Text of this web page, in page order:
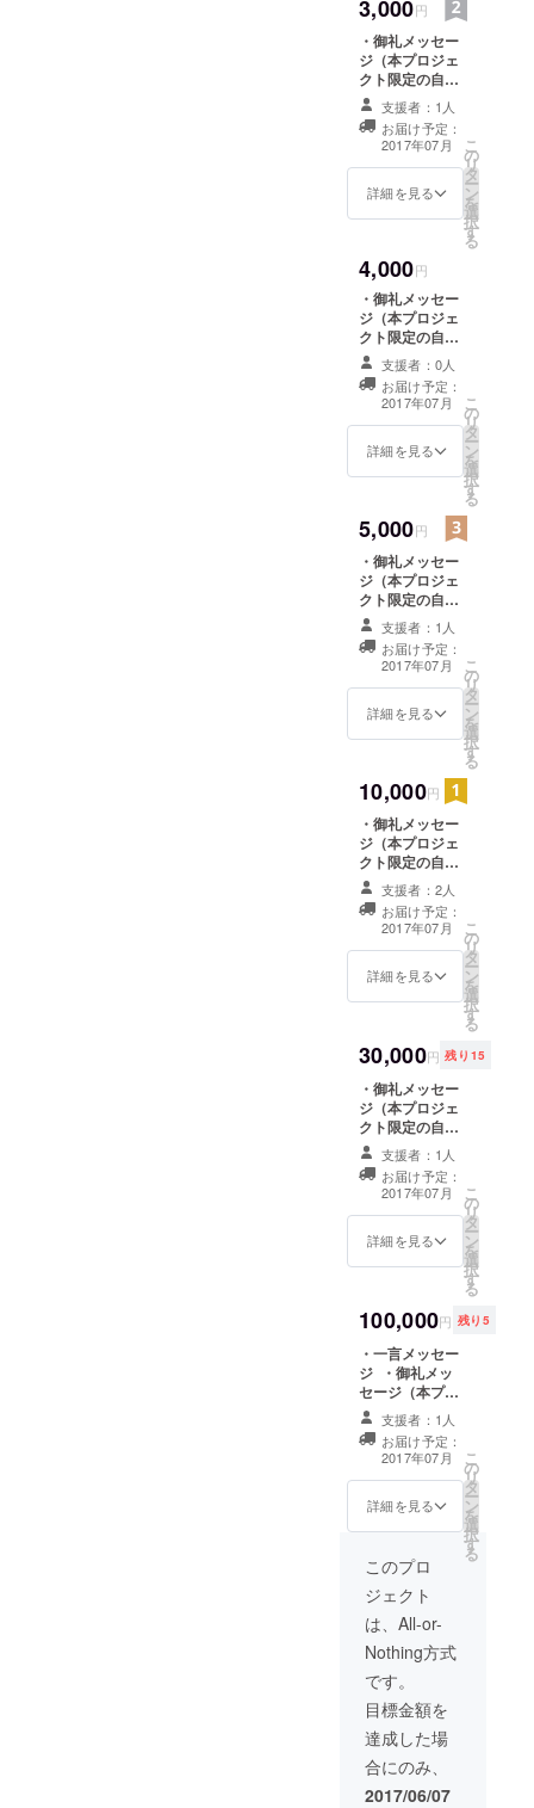
ション業務
を担当。
2014年より
同企業にて
コンプライ
アンス業務
後に独立。
画配信サー
ビスのコン
テンツ企画
やコンサル
ティングを
中心に活動
しながら地
域創生事業
にも関わ
トたちが幅
広く活躍で
きる場を醸
成してい
る。
3,000円
・御礼メッセー
ジ（本プロジェ
クト限定の自筆
メッセージカー
ドをダウンロー
ドURLにてご提
供します）
支援者：1人
お届け予定：
2017年07月
詳細を見る
こ
の
リ
タ
ー
ン
を
選
択
す
る
4,000円
・御礼メッセー
ジ（本プロジェ
クト限定の自筆
メッセージカー
ドをダウンロー
ドURLにてご提
供します） ・自
撮り写真１枚
（URLにてご提
供します） ・お
す）
支援者：0人
お届け予定：
2017年07月
詳細を見る
こ
の
リ
タ
ー
ン
を
選
択
す
る
5,000円
・御礼メッセー
ジ（本プロジェ
クト限定の自筆
メッセージカー
ドをダウンロー
ドURLにてご提
供します） ・自
撮り写真１枚
（URLにてご提
供します） ・お
す） ・チェキ
（オリジナル
チェキ3枚）
支援者：1人
お届け予定：
2017年07月
詳細を見る
こ
の
リ
タ
ー
ン
を
選
択
す
る
10,000円
・御礼メッセー
ジ（本プロジェ
クト限定の自筆
メッセージカー
ドをダウンロー
ドURLにてご提
供します） ・自
撮り写真3枚
（URLにてご提
供します） ・お
す） ・チェキ
（オリジナル
チェキ5枚） ・
番組の録音デー
タ(URLにてご提
供します）
支援者：2人
お届け予定：
2017年07月
詳細を見る
こ
の
リ
タ
ー
ン
を
選
択
す
る
30,000円 残り15
・御礼メッセー
ジ（本プロジェ
クト限定の自筆
メッセージカー
ドをダウンロー
ドURLにてご提
供します） ・自
撮り写真3枚
（URLにてご提
供します） ・SP
ン様のお名前を
呼ぶ特別動画を
URLにてご提供
します） ・チェ
キ（オリジナル
チェキ5枚） ・T
シャツ（タレン
トが選んだTシャ
ツにサインを入
す） ・番組内で
パトロン様のお
いただきます。
・番組の録音
データ(URLにて
ご提供します）
支援者：1人
お届け予定：
2017年07月
詳細を見る
こ
の
リ
タ
ー
ン
を
選
択
す
る
100,000円 残り5
・⼀⾔メッセー
ジ ・御礼メッ
セージ（本プロ
ジェクト限定の
自筆メッセージ
カードをダウン
ロードURLにて
ご提供します）
・自撮り写真3枚
供します） ・SP
お礼動画（お礼
動画内でパトロ
ン様のお名前を
呼ぶ特別動画を
URLにてご提供
します） ・チェ
キ（オリジナル
チェキ5枚） ・T
シャツ（タレン
トが選んだTシャ
ツにサインを入
れてご提供しま
す） ・番組内で
支援者：1人
お届け予定：
2017年07月
詳細を見る
こ
の
リ
タ
ー
ン
を
選
択
す
る
このプロ
ジェクト
は、All-or-
Nothing方式
です。
目標金額を
達成した場
合にのみ、
2017/06/07